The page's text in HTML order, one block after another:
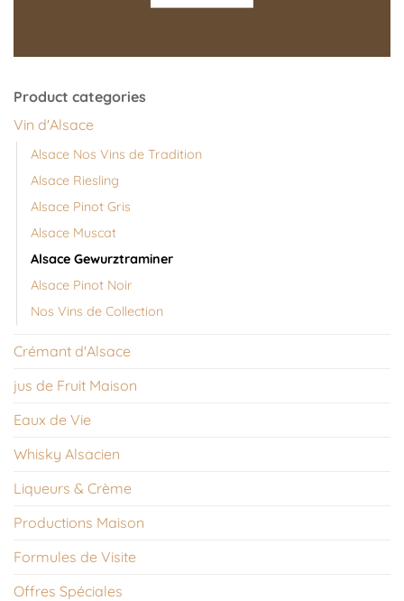
Product categories
Vin d'Alsace
Alsace Nos Vins de Tradition
Alsace Riesling
Alsace Pinot Gris
Alsace Muscat
Alsace Gewurztraminer
Alsace Pinot Noir
Nos Vins de Collection
Crémant d'Alsace
jus de Fruit Maison
Eaux de Vie
Whisky Alsacien
Liqueurs & Crème
Productions Maison
Formules de Visite
Offres Spéciales